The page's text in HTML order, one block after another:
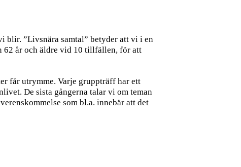
”Livsnära samtal” betyder att vi i en
62 år och äldre vid 10 tillfällen, för att
får utrymme. Varje gruppträff har ett
De sista gångerna talar vi om teman
som bl.a. innebär att det